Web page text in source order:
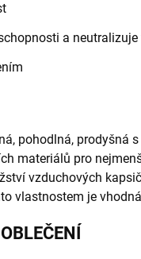
a neutralizuje
pohodlná, prodyšná
materiálů pro
vzduchových
vlastnostem je